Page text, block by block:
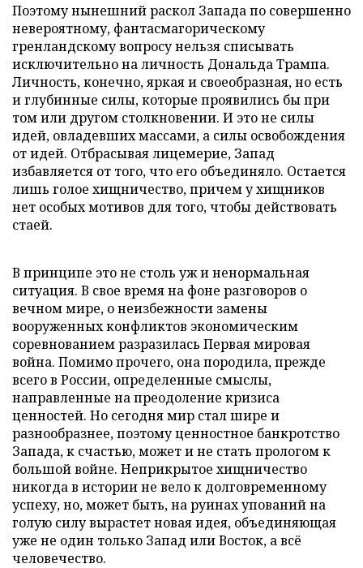
Поэтому нынешний раскол Запада по совершенно
невероятному, фантасмагорическому
гренландскому вопросу нельзя списывать
исключительно на личность Дональда Трампа.
Личность, конечно, яркая и своеобразная, но есть
и глубинные силы, которые проявились бы при
том или другом столкновении. И это не силы
идей, овладевших массами, а силы освобождения
от идей. Отбрасывая лицемерие, Запад
избавляется от того, что его объединяло. Остается
лишь голое хищничество, причем у хищников
нет особых мотивов для того, чтобы действовать
стаей.
В принципе это не столь уж и ненормальная
ситуация. В свое время на фоне разговоров о
вечном мире, о неизбежности замены
вооруженных конфликтов экономическим
соревнованием разразилась Первая мировая
война. Помимо прочего, она породила, прежде
всего в России, определенные смыслы,
направленные на преодоление кризиса
ценностей. Но сегодня мир стал шире и
разнообразнее, поэтому ценностное банкротство
Запада, к счастью, может и не стать прологом к
большой войне. Неприкрытое хищничество
никогда в истории не вело к долговременному
успеху, но, может быть, на руинах упований на
голую силу вырастет новая идея, объединяющая
уже не один только Запад или Восток, а всё
человечество.